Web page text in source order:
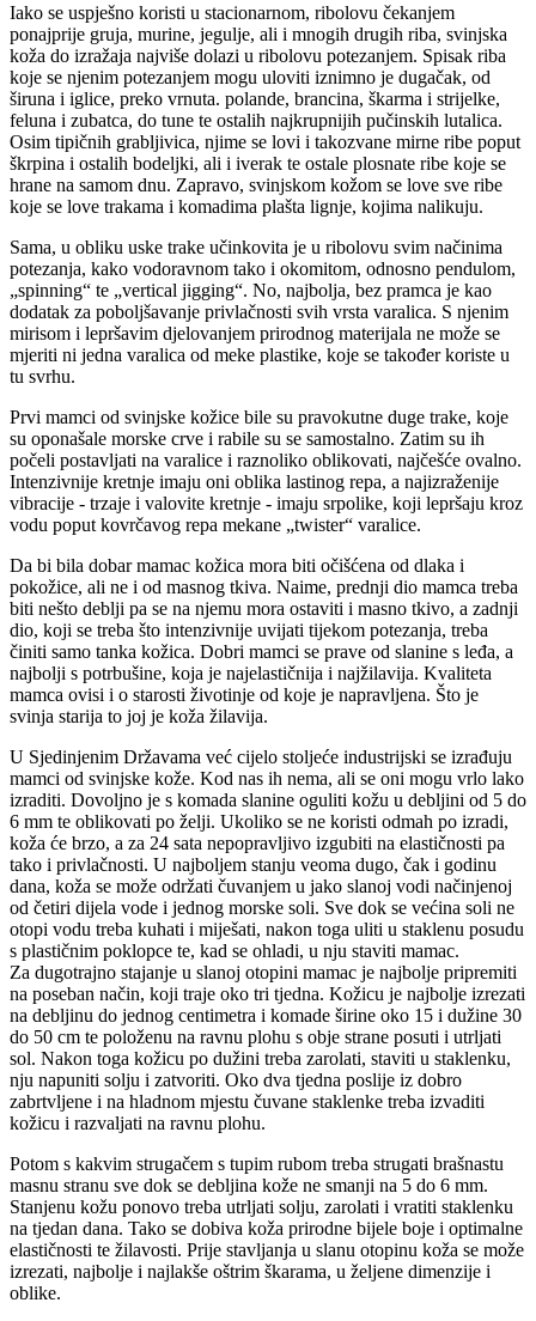
Iako se uspješno koristi u stacionarnom, ribolovu čekanjem
ponajprije gruja, murine, jegulje, ali i mnogih drugih riba, svinjska
koža do izražaja najviše dolazi u ribolovu potezanjem. Spisak riba
koje se njenim potezanjem mogu uloviti iznimno je dugačak, od
širuna i iglice, preko vrnuta. polande, brancina, škarma i strijelke,
feluna i zubatca, do tune te ostalih najkrupnijih pučinskih lutalica.
Osim tipičnih grabljivica, njime se lovi i takozvane mirne ribe poput
škrpina i ostalih bodeljki, ali i iverak te ostale plosnate ribe koje se
hrane na samom dnu. Zapravo, svinjskom kožom se love sve ribe
koje se love trakama i komadima plašta lignje, kojima nalikuju.
Sama, u obliku uske trake učinkovita je u ribolovu svim načinima
potezanja, kako vodoravnom tako i okomitom, odnosno pendulom,
„spinning“ te „vertical jigging“. No, najbolja, bez pramca je kao
dodatak za poboljšavanje privlačnosti svih vrsta varalica. S njenim
mirisom i lepršavim djelovanjem prirodnog materijala ne može se
mjeriti ni jedna varalica od meke plastike, koje se također koriste u
tu svrhu.
Prvi mamci od svinjske kožice bile su pravokutne duge trake, koje
su oponašale morske crve i rabile su se samostalno. Zatim su ih
počeli postavljati na varalice i raznoliko oblikovati, najčešće ovalno.
Intenzivnije kretnje imaju oni oblika lastinog repa, a najizraženije
vibracije - trzaje i valovite kretnje - imaju srpolike, koji lepršaju kroz
vodu poput kovrčavog repa mekane „twister“ varalice.
Da bi bila dobar mamac kožica mora biti očišćena od dlaka i
pokožice, ali ne i od masnog tkiva. Naime, prednji dio mamca treba
biti nešto deblji pa se na njemu mora ostaviti i masno tkivo, a zadnji
dio, koji se treba što intenzivnije uvijati tijekom potezanja, treba
činiti samo tanka kožica. Dobri mamci se prave od slanine s leđa, a
najbolji s potrbušine, koja je najelastičnija i najžilavija. Kvaliteta
mamca ovisi i o starosti životinje od koje je napravljena. Što je
svinja starija to joj je koža žilavija.
U Sjedinjenim Državama već cijelo stoljeće industrijski se izrađuju
mamci od svinjske kože. Kod nas ih nema, ali se oni mogu vrlo lako
izraditi. Dovoljno je s komada slanine oguliti kožu u debljini od 5 do
6 mm te oblikovati po želji. Ukoliko se ne koristi odmah po izradi,
koža će brzo, a za 24 sata nepopravljivo izgubiti na elastičnosti pa
tako i privlačnosti. U najboljem stanju veoma dugo, čak i godinu
dana, koža se može održati čuvanjem u jako slanoj vodi načinjenoj
od četiri dijela vode i jednog morske soli. Sve dok se većina soli ne
otopi vodu treba kuhati i miješati, nakon toga uliti u staklenu posudu
s plastičnim poklopce te, kad se ohladi, u nju staviti mamac.
Za dugotrajno stajanje u slanoj otopini mamac je najbolje pripremiti
na poseban način, koji traje oko tri tjedna. Kožicu je najbolje izrezati
na debljinu do jednog centimetra i komade širine oko 15 i dužine 30
do 50 cm te položenu na ravnu plohu s obje strane posuti i utrljati
sol. Nakon toga kožicu po dužini treba zarolati, staviti u staklenku,
nju napuniti solju i zatvoriti. Oko dva tjedna poslije iz dobro
zabrtvljene i na hladnom mjestu čuvane staklenke treba izvaditi
kožicu i razvaljati na ravnu plohu.
Potom s kakvim strugačem s tupim rubom treba strugati brašnastu
masnu stranu sve dok se debljina kože ne smanji na 5 do 6 mm.
Stanjenu kožu ponovo treba utrljati solju, zarolati i vratiti staklenku
na tjedan dana. Tako se dobiva koža prirodne bijele boje i optimalne
elastičnosti te žilavosti. Prije stavljanja u slanu otopinu koža se može
izrezati, najbolje i najlakše oštrim škarama, u željene dimenzije i
oblike.